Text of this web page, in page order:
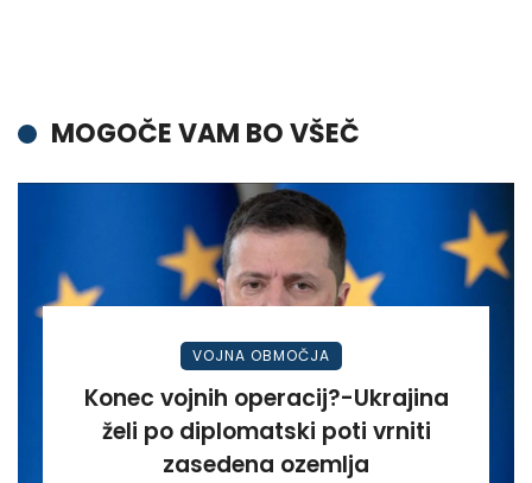
MOGOČE VAM BO VŠEČ
VOJNA OBMOČJA
Konec vojnih operacij?-Ukrajina
želi po diplomatski poti vrniti
zasedena ozemlja